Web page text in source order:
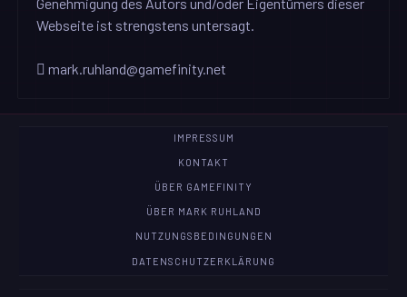
Webseite ist strengstens untersagt.
mark.ruhland@gamefinity.net
IMPRESSUM
KONTAKT
ÜBER GAMEFINITY
ÜBER MARK RUHLAND
NUTZUNGSBEDINGUNGEN
DATENSCHUTZERKLÄRUNG